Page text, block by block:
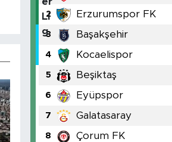
2 Erzurumspor FK
3 Başakşehir
4 Kocaelispor
5 Beşiktaş
6 Eyüpspor
7 Galatasaray
8 Çorum FK